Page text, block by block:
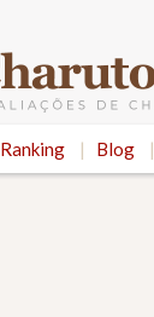
Ranking | Blog |